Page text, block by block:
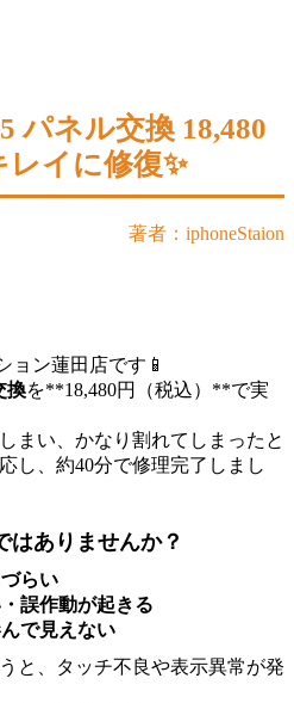
パネル交換 18,480
レイに修復✨
著者：iphoneStaion
ョン蓮田店です📱
換を**18,480円（税込）**で実
まい、かなり割れてしまったと
し、約40分で修理完了しまし
はありませんか？
らい
誤作動が起きる
で見えない
と、タッチ不良や表示異常が発